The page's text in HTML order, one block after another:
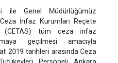
ile Genel Müdürlüğümüz
İnfaz Kurumları Reçete
(CETAS) tüm ceza infaz
geçilmesi amacıyla
2019 tarihleri arasında Ceza